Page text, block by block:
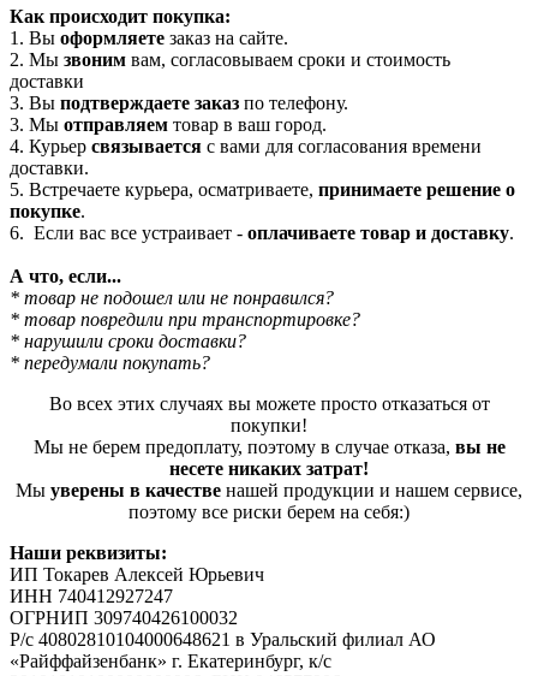
Как происходит покупка:
1. Вы оформляете заказ на сайте.
2. Мы звоним вам, согласовываем сроки и стоимость
доставки
3. Вы подтверждаете заказ по телефону.
3. Мы отправляем товар в ваш город.
4. Курьер связывается с вами для согласования времени
доставки.
5. Встречаете курьера, осматриваете, принимаете решение о
покупке.
6. Если вас все устраивает - оплачиваете товар и доставку.
А что, если...
* товар не подошел или не понравился?
* товар повредили при транспортировке?
* нарушили сроки доставки?
* передумали покупать?
Во всех этих случаях вы можете просто отказаться от
покупки!
Мы не берем предоплату, поэтому в случае отказа, вы не
несете никаких затрат!
Мы уверены в качестве нашей продукции и нашем сервисе,
поэтому все риски берем на себя:)
Наши реквизиты:
ИП Токарев Алексей Юрьевич
ИНН 740412927247
ОГРНИП 309740426100032
Р/с 40802810104000648621 в Уральский филиал АО
«Райффайзенбанк» г. Екатеринбург, к/с